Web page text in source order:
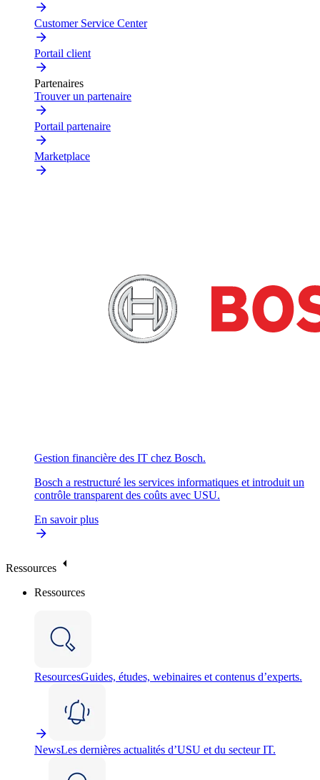
Customer Service Center
Portail client
Partenaires
Trouver un partenaire
Portail partenaire
Marketplace
Gestion financière des IT chez Bosch.
Bosch a restructuré les services informatiques et introduit un
contrôle transparent des coûts avec USU.
En savoir plus
Ressources
Ressources
ResourcesGuides, études, webinaires et contenus d’experts.
NewsLes dernières actualités d’USU et du secteur IT.